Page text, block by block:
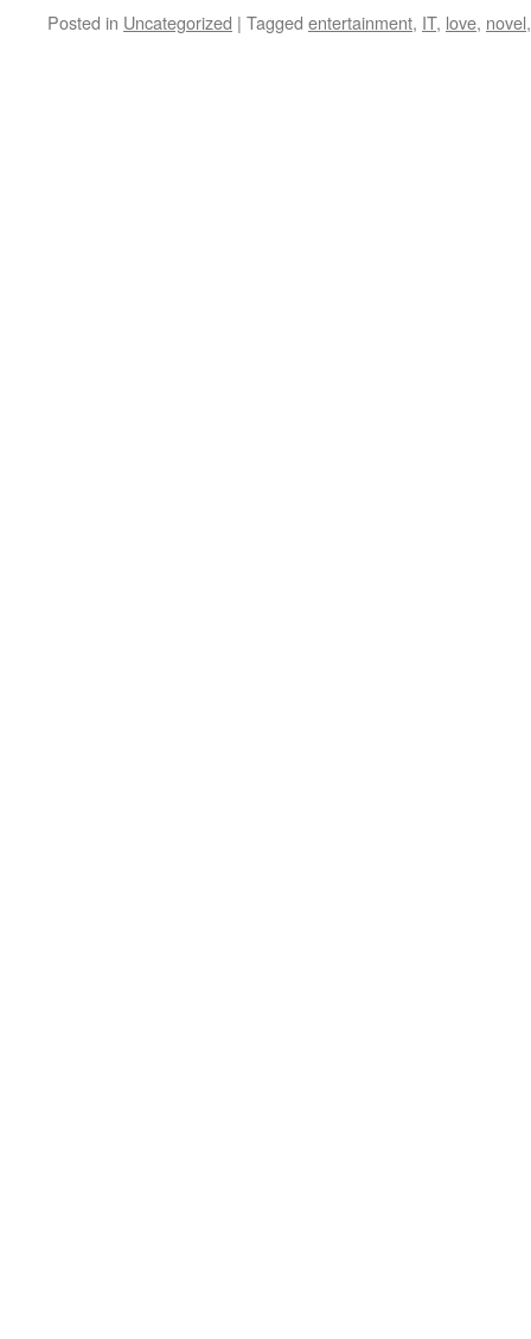
Posted in Uncategorized | Tagged entertainment, IT, love, novel